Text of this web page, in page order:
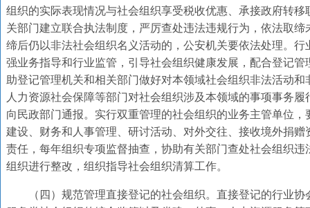
组织的实际表现情况与社会组织享受税收优惠、承接政府转
关部门建立联合执法制度，严厉查处违法违规行为，依法取
缔后仍以非法社会组织名义活动的，公安机关要依法处理。
强业务指导和行业监管，引导社会组织健康发展，配合登记
助登记管理机关和相关部门做好对本领域社会组织非法活动
人力资源社会保障等部门对社会组织涉及本领域的事项事务
向民政部门通报。实行双重管理的社会组织的业务主管单位
建设、财务和人事管理、研讨活动、对外交往、接收境外捐
责任，每年组织专项监督抽查，协助有关部门查处社会组织
组织进行整改，组织指导社会组织清算工作。
（四）规范管理直接登记的社会组织。直接登记的行业